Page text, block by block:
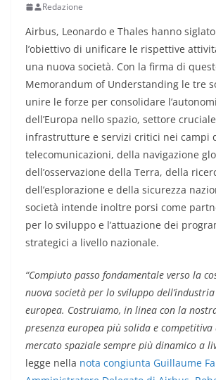
Redazione
Airbus, Leonardo e Thales hanno
l’obiettivo di unificare le rispettive
una nuova società. Con la firma di
Memorandum of Understanding le tre
unire le forze per consolidare
dell’Europa nello spazio, settore
infrastrutture e servizi critici nei campi
telecomunicazioni, della navigazione
dell’osservazione della Terra, della
dell’esplorazione e della sicurezza
società intende inoltre porsi come
per lo sviluppo e l’attuazione dei
strategici a livello nazionale.
“Compiuto passo fondamentale verso la
nuova società per lo sviluppo
europea. Costruiamo, in linea con la
presenza europea più solida e
mercato spaziale sempre più dinamico a
legge nella nota congiunta Guillaume